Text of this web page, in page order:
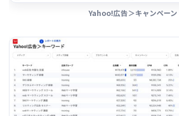
Yahoo!広告＞キャンペーン